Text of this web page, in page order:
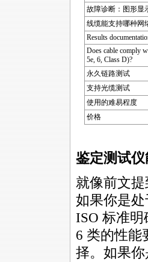
故障诊断：图形显
线缆能支持哪种网
Results
Does cable comply
5e, 6, Class D)?
永久链路测试
支持光缆测试
使用的难易程度
价格
鉴定测试
就像前文
如果你是
ISO 标准
6 类的性能
择。如果